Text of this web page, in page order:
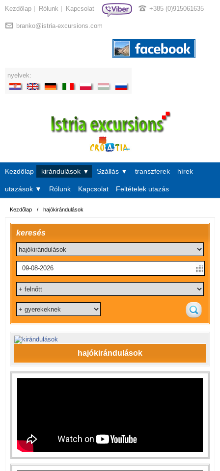
Kezdőlap Rólunk Kapcsolat +385 (0)915061635
branko@istria-excursions.com
nyelvek:
Kezdőlap kirándulások ▼ Szállás ▼ transzferek hírek
utazások ▼ Rólunk Kapcsolat Feltételek utazás
Kezdőlap / hajókirándulások
keresés
hajókirándulások